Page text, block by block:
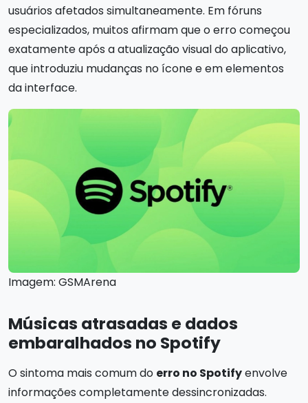
usuários afetados simultaneamente. Em fóruns
especializados, muitos afirmam que o erro começou
exatamente após a atualização visual do aplicativo,
que introduziu mudanças no ícone e em elementos
da interface.
Imagem: GSMArena
Músicas atrasadas e dados
embaralhados no Spotify
O sintoma mais comum do erro no Spotifyenvolve
informações completamente dessincronizadas.